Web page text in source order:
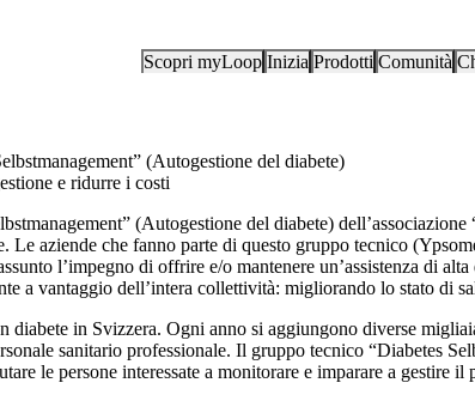
Scopri myLoop Inizia Prodotti Comunità
(Autogestione del diabete)
e ridurre i costi
(Autogestione del diabete)
Le aziende che fanno parte di questo gruppo tecnico
l’impegno di offrire e/o mantenere un’assistenza di
a vantaggio dell’intera collettività: migliorando lo stato di
diabete in Svizzera. Ogni anno si aggiungono diverse
sanitario professionale. Il gruppo tecnico “Diabetes
le persone interessate a monitorare e imparare a gestire